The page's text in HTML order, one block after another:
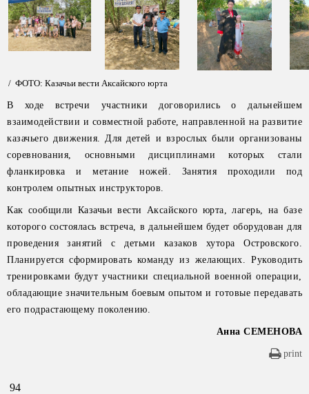
/ ФОТО: Казачьи вести Аксайского юрта
В ходе встречи участники договорились о дальнейшем
взаимодействии и совместной работе, направленной на развитие
казачьего движения. Для детей и взрослых были организованы
соревнования, основными дисциплинами которых стали
фланкировка и метание ножей. Занятия проходили под
контролем опытных инструкторов.
Как сообщили Казачьи вести Аксайского юрта, лагерь, на базе
которого состоялась встреча, в дальнейшем будет оборудован для
проведения занятий с детьми казаков хутора Островского.
Планируется сформировать команду из желающих. Руководить
тренировками будут участники специальной военной операции,
обладающие значительным боевым опытом и готовые передавать
его подрастающему поколению.
Анна СЕМЕНОВА
print
94